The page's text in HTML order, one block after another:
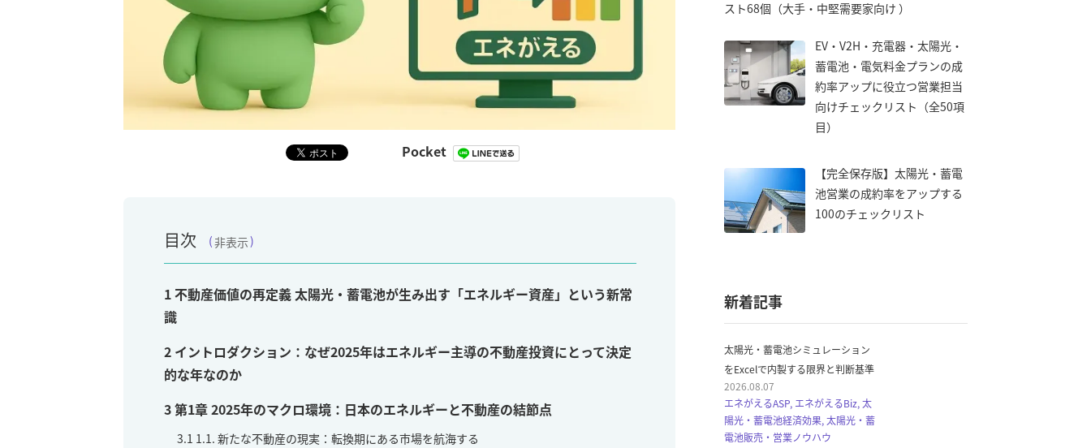
Pocket
目次 非表示
1不動産価値の再定義 太陽光・蓄電池が生み出す「エネルギー資産」という新常
識
2 イントロダクション：なぜ2025年はエネルギー主導の不動産投資にとって決定
的な年なのか
3第1章 2025年のマクロ環境：日本のエネルギーと不動産の結節点
3.1 1.1. 新たな不動産の現実：転換期にある市場を航海する
スト68個（大手・中堅需要家向け ）
EV・V2H・充電器・太陽光・
蓄電池・電気料金プランの成
約率アップに役立つ営業担当
向けチェックリスト（全50項
目）
【完全保存版】太陽光・蓄電
池営業の成約率をアップする
100のチェックリスト
新着記事
太陽光・蓄電池シミュレーション
をExcelで内製する限界と判断基準
2026.08.07
エネがえるASP, エネがえるBiz, 太
陽光・蓄電池経済効果, 太陽光・蓄
電池販売・営業ノウハウ